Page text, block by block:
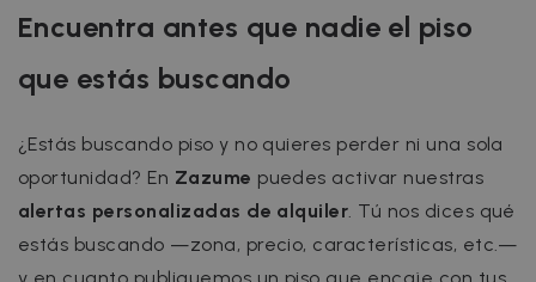
Encuentra antes que nadie el piso
que estás buscando
¿Estás buscando piso y no quieres perder ni una sola
oportunidad? En Zazume puedes activar nuestras
alertas personalizadas de alquiler. Tú nos dices qué
estás buscando —zona, precio, características, etc.—
__cfruid
Cloudflare Inc.
.zazume.zendesk.com
Session